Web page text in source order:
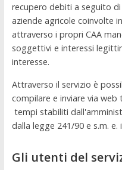
recupero debiti a seguito
aziende agricole coinvolte
attraverso i propri CAA
soggettivi e interessi
interesse.
Attraverso il servizio è
compilare e inviare via web
tempi stabiliti
dalla legge 241/90 e s.m. e. i
Gli utenti del